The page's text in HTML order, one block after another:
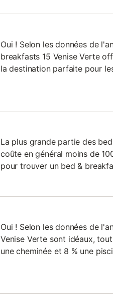
Oui ! Selon les données de
breakfasts 15 Venise Verte
la destination parfaite pour
La plus grande partie des
coûte en général moins de
pour trouver un bed &
Oui ! Selon les données de
Venise Verte sont idéaux,
une cheminée et 8 % une